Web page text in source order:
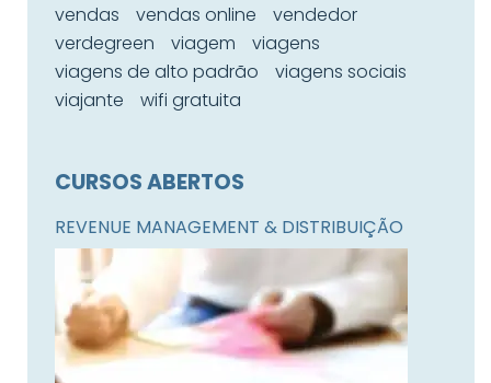
vendas
vendas online
vendedor
verdegreen
viagem
viagens
viagens de alto padrão
viagens sociais
viajante
wifi gratuita
CURSOS ABERTOS
REVENUE MANAGEMENT & DISTRIBUIÇÃO